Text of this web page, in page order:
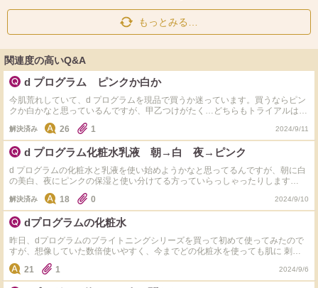
もっとみる…
関連度の高いQ&A
d プログラム ピンクか白か
今肌荒れしていて、d プログラムを現品で買うか迷っています。買うならピン
クか白かなと思っているんですが、甲乙つけがたく…どちらもトライアルは使
ったことがあり、どちらかというとピンクのほうが肌荒れ収まる感じはしたか
な？と思うのですが、シミそばかすができやすいため化粧水乳液も美白系のも
のを使った方がいいのかな～と思い、悩んでいます。 d白のほうが500円高い
ので、ならその分良い美白美容液買った方がいいのかな？なんてことも考えて
います。 どちらも使ったことのある方がいらっしゃいましたらぜひ感想など
お願いします。
解決済み 26 1 2024/9/11
d プログラム化粧水乳液 朝→白 夜→ピンク
d プログラムの化粧水と乳液を使い始めようかなと思ってるんですが、朝に白
の美白、夜にピンクの保湿と使い分けてる方っていらっしゃったりします
ってこの方法で行ってみようかと！ もしこういう使い分けしてる方いました
ら感想など教えていただきたいです！！
解決済み 18 0 2024/9/10
dプログラムの化粧水
昨日、dプログラムのブライトニングシリーズを買って初めて使ってみたので
すが、想像していた数倍使いやすく、今までどの化粧水を使っても肌に 刺激
というか、しみる感じがあったのにこれはなかったです。 塗った後の感触も
好みでした。 美白効果もあるということでこの化粧水を選んだのですが、乳
液（エマルジョン）も揃えて使ったほうが効果はありますか？ 今は化粧水の
21 1 2024/9/6